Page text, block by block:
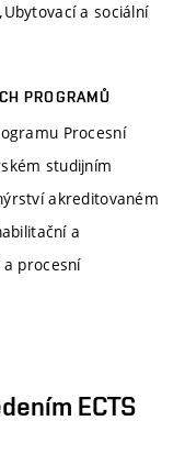
a sociální
PROGRAMŮ
Procesní
studijním
akreditovaném
a
procesní
ECTS